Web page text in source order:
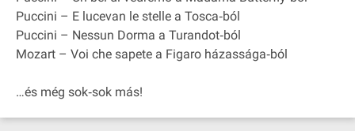
Puccini – E lucevan le stelle a Tosca‐ból
Puccini – Nessun Dorma a Turandot‐ból
Mozart – Voi che sapete a Figaro házassága‐ból
…és még sok‐sok más!